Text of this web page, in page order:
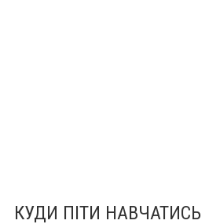
КУДИ ПІТИ НАВЧАТИСЬ